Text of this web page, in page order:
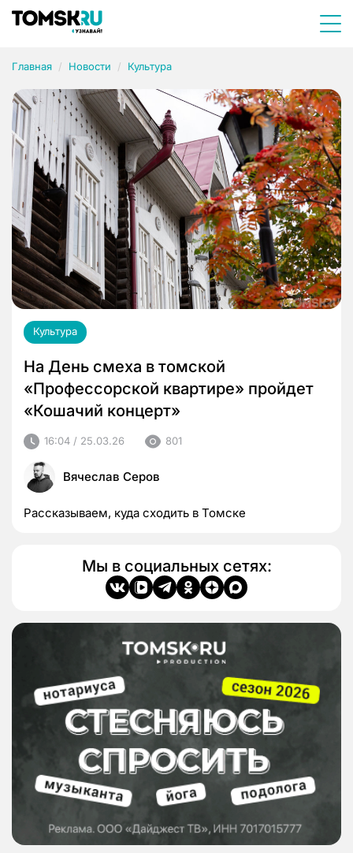
Главная Новости Культура
Культура
На День смеха в томской
«Профессорской квартире» пройдет
«Кошачий концерт»
16:04 / 25.03.26 801
Вячеслав Серов
Рассказываем, куда сходить в Томске
Мы в социальных сетях: